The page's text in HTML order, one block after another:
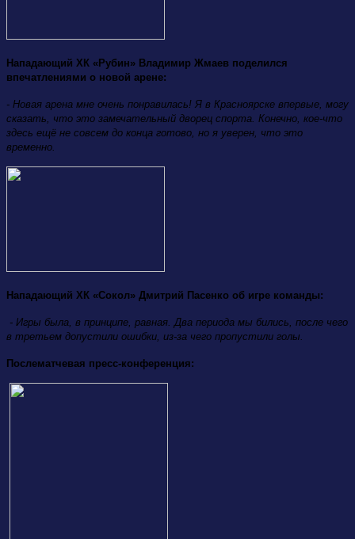
Нападающий ХК «Рубин» Владимир Жмаев поделился
впечатлениями о новой арене:
- Новая арена мне очень понравилась! Я в Красноярске впервые, могу
сказать, что это замечательный дворец спорта. Конечно, кое-что
здесь ещё не совсем до конца готово, но я уверен, что это
временно.
Нападающий ХК «Сокол» Дмитрий Пасенко об игре команды:
- Игры была, в принципе, равная. Два периода мы бились, после чего
в третьем допустили ошибки, из-за чего пропустили голы.
Послематчевая пресс-конференция: